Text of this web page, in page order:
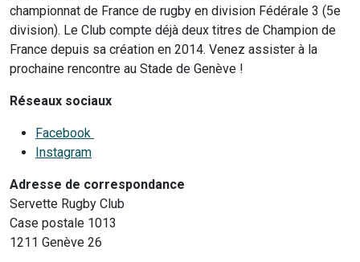
championnat de France de rugby en division Fédérale 3 (5e
division). Le Club compte déjà deux titres de Champion de
France depuis sa création en 2014. Venez assister à la
prochaine rencontre au Stade de Genève !
Réseaux sociaux
Facebook
Instagram
Adresse de correspondance
Servette Rugby Club
Case postale 1013
1211 Genève 26